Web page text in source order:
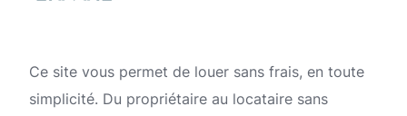
Ce site vous permet de louer sans frais, en toute
simplicité. Du propriétaire au locataire sans